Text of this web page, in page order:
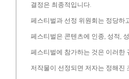
결정은 최종적입니다.
페스티벌과 선정 위원회는 정당하
페스티벌은 콘텐츠에 인종, 성적,
페스티벌에 참가하는 것은 이러한
저작물이 선정되면 저자는 정해진